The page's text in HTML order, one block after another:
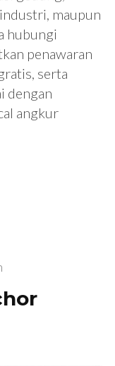
maupun
hubungi
penawaran
serta
dengan
angkur